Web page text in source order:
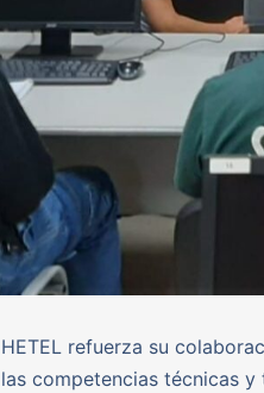
HETEL refuerza su
las competencias técnicas